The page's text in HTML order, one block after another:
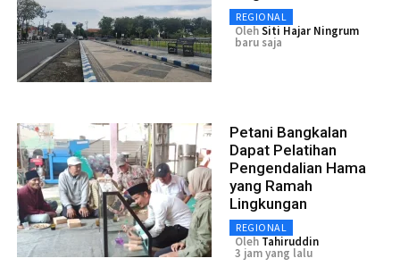
REGIONAL
OlehSiti Hajar Ningrum
baru saja
Petani Bangkalan
Dapat Pelatihan
Pengendalian Hama
yang Ramah
Lingkungan
REGIONAL
Oleh Tahiruddin
3 jam yang lalu